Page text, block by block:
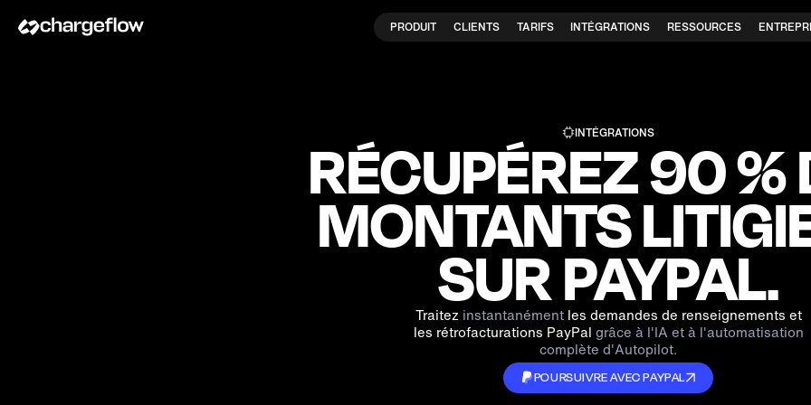
PRODUIT CLIENTS TARIFS INTÉGRATIONS RESSOURCES
INTÉGRATIONS
RÉCUPÉREZ 90 %
MONTANTS
SUR PAYPAL.
Traitez instantanémentles demandes de renseignements et
les rétrofacturations PayPal grâce à l'IA et à l'automatisation
complète d'Autopilot.
POURSUIVRE AVEC PAYPAL